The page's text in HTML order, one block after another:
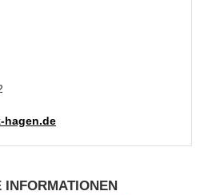
hagen.de
INFORMATIONEN